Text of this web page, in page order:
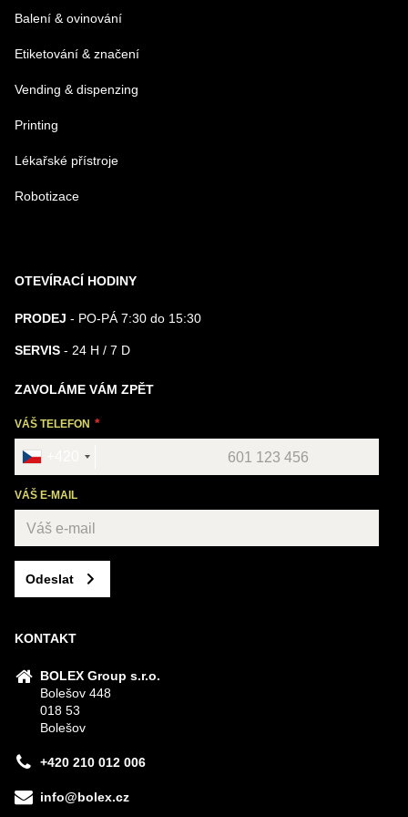
Balení & ovinování
Etiketování & značení
Vending & dispenzing
Printing
Lékařské přístroje
Robotizace
OTEVÍRACÍ HODINY
PRODEJ - PO-PÁ 7:30 do 15:30
SERVIS - 24 H / 7 D
ZAVOLÁME VÁM ZPĚT
VÁŠ TELEFON
VÁŠ E-MAIL
Odeslat
KONTAKT
BOLEX Group s.r.o.
Bolešov 448
018 53
Bolešov
+420 210 012 006
info@bolex.cz